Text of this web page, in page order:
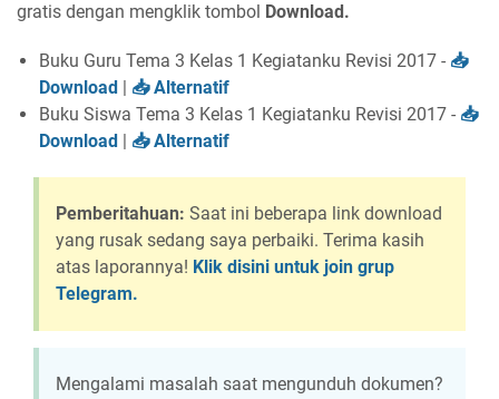
gratis dengan mengklik tombol Download.
Buku Guru Tema 3 Kelas 1 Kegiatanku Revisi 2017 -
Download
Alternatif
Buku Siswa Tema 3 Kelas 1 Kegiatanku Revisi 2017 -
Download
Alternatif
Pemberitahuan: Saat ini beberapa link download
yang rusak sedang saya perbaiki. Terima kasih
atas laporannya! Klik disini untuk join grup
Telegram.
Mengalami masalah saat mengunduh dokumen?